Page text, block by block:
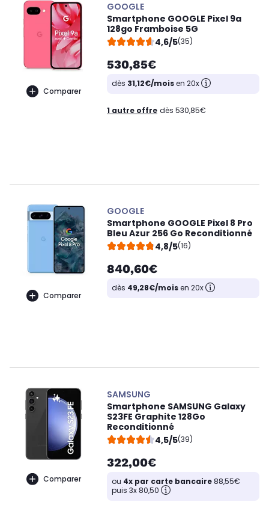
Comparer
GOOGLE
Smartphone GOOGLE Pixel 9a
128go Framboise 5G
4,6/5(35)
530,85€
dès 31,12€/moisen 20x
1 autre offre dès 530,85€
Comparer
GOOGLE
Smartphone GOOGLE Pixel 8 Pro
Bleu Azur 256 Go Reconditionné
4,8/5(16)
840,60€
dès 49,28€/moisen 20x
Comparer
SAMSUNG
Smartphone SAMSUNG Galaxy
S23FE Graphite 128Go
Reconditionné
4,5/5(39)
322,00€
ou 4x par carte bancaire88,55€
puis 3x 80,50